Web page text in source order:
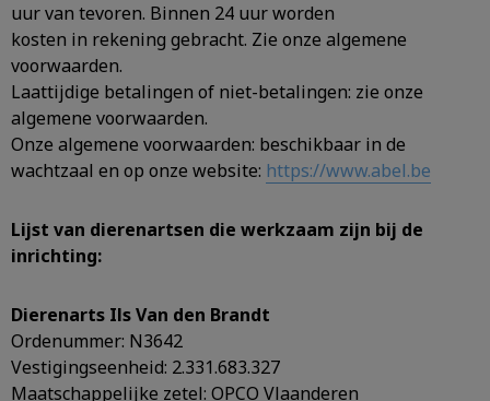
uur van tevoren. Binnen 24 uur worden
kosten in rekening gebracht. Zie onze algemene
voorwaarden.
Laattijdige betalingen of niet-betalingen: zie onze
algemene voorwaarden.
Onze algemene voorwaarden: beschikbaar in de
wachtzaal en op onze website: https://www.abel.be
Lijst van dierenartsen die werkzaam zijn bij de
inrichting:
Dierenarts Ils Van den Brandt
Ordenummer: N3642
Vestigingseenheid: 2.331.683.327
Maatschappelijke zetel: OPCO Vlaanderen